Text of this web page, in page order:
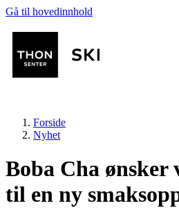
Gå til hovedinnhold
Butikker
Forside
Nyhet
Boba Cha ønsker
til en ny